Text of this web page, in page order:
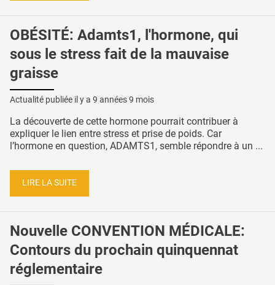
OBÉSITÉ: Adamts1, l'hormone, qui
sous le stress fait de la mauvaise
graisse
Actualité publiée il y a 9 années 9 mois
La découverte de cette hormone pourrait contribuer à
expliquer le lien entre stress et prise de poids. Car
l’hormone en question, ADAMTS1, semble répondre à un ...
LIRE LA SUITE
Nouvelle CONVENTION MÉDICALE:
Contours du prochain quinquennat
réglementaire